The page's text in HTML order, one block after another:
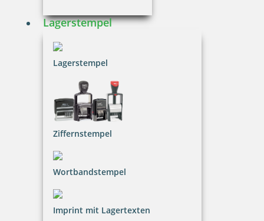
Lagerstempel
Lagerstempel
Ziffernstempel
Wortbandstempel
Imprint mit Lagertexten
12,65 €